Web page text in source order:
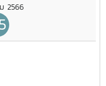
2566